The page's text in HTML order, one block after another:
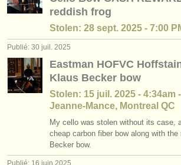
instruments volés
orchestres et l'opéra
conservatoires
orchestres de jeunes
a propos de musicalchairs
contactez nous
degree courses: baroque cello (2)
concours de violoncelle
achat violoncelle (77)
reddish frog
Stolen: 28 sept. 2025 - 7:00
Publié: 30 juil. 2025
Eastman HOFVC
Klaus Becker bow
Stolen: 15 juil. 2025 - 4:34am
Jeanne-Mance, Montreal QC
My cello was stolen without its case,
cheap carbon fiber bow along with the
Becker bow.
Publié: 16 juin 2025